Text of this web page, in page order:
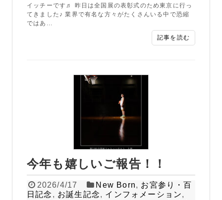
イッチーです♬ 昨日は全国展の表彰式のため東京に行っ
てきました♪ 業界で有名な方々がたくさんいる中で恐縮
ではあ...
記事を読む
今年も嬉しいご報告！！
2026/4/17 New Born, お宮参り・百
日記念 , お誕生記念, インフォメーション,